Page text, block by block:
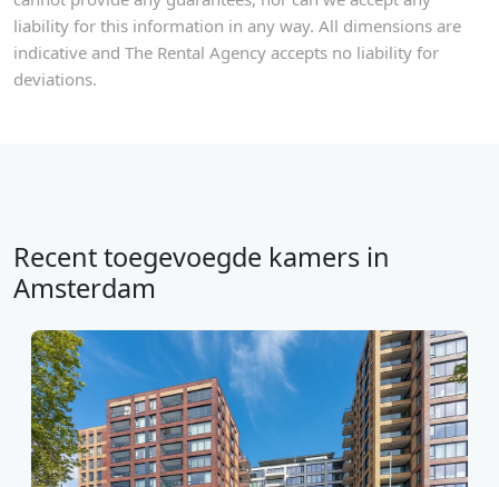
liability for this information in any way. All dimensions are
indicative and The Rental Agency accepts no liability for
deviations.
Recent toegevoegde kamers in
Amsterdam